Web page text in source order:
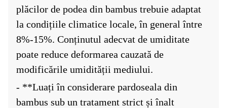
plăcilor de podea din bambus trebuie adaptat
la condițiile climatice locale, în general între
8%-15%. Conținutul adecvat de umiditate
poate reduce deformarea cauzată de
modificările umidității mediului.
- **Luați în considerare pardoseala din
bambus sub un tratament strict și înalt